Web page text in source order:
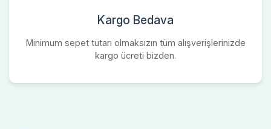
Kargo Bedava
Minimum sepet tutarı olmaksızın tüm alışverişlerinizde
kargo ücreti bizden.